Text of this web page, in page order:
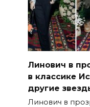
Линович в
в классике
другие
Линович в